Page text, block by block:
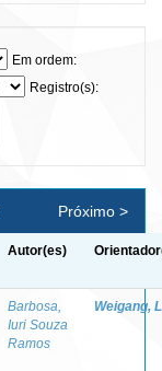
Em ordem:
Registro(s):
Próximo >
Autor(es)
Barbosa,
Iuri Souza
Ramos
Weigang,